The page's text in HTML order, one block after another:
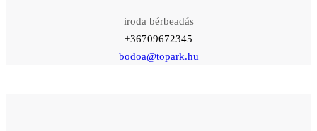
iroda bérbeadás
+36709672345
bodoa@topark.hu